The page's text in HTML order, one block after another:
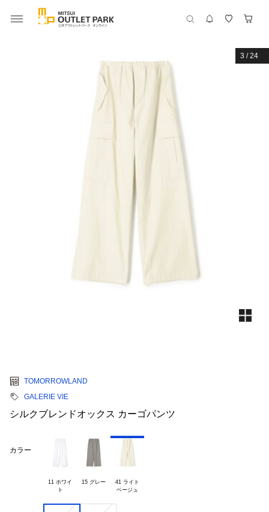
3 /24
TOMORROWLAND
GALERIE VIE
シルクブレンドオックス カーゴパンツ
カラー
11 ホワイ
15 グレー
41 ライト